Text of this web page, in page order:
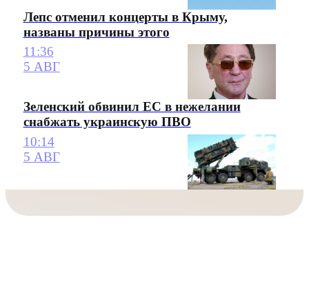
Лепс отменил концерты в Крыму,
названы причины этого
11:36
5 АВГ
Зеленский обвинил ЕС в нежелании
снабжать украинскую ПВО
10:14
5 АВГ